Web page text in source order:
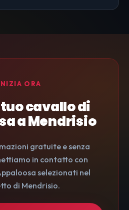
ORA
cavallo di
a Mendrisio
gratuite e senza
in contatto con
selezionati nel
di Mendrisio.